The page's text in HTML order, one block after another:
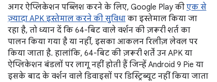
अगर ऐप्लिकेशन पब्लिश करने के लिए, Google Play की एक से
ज़्यादा APK इस्तेमाल करने की सुविधा का इस्तेमाल किया जा
रहा है, तो ध्यान दें कि 64-बिट वाले वर्शन की ज़रूरी शर्त का
पालन किया गया है या नहीं, इसका आकलन रिलीज़ लेवल पर
किया जाता है. हालांकि, 64-बिट की ज़रूरी शर्तें उन APK या
ऐप्लिकेशन बंडलों पर लागू नहीं होती हैं जिन्हें Android 9 Pie या
इसके बाद के वर्शन वाले डिवाइसों पर डिस्ट्रिब्यूट नहीं किया जाता